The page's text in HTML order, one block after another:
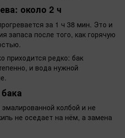
около 2 ч
за 1 ч 38 мин. Это и
запаса после того, как горячую
приходится редко: бак
и вода нужной
колбой и не
не оседает на нём, а замена